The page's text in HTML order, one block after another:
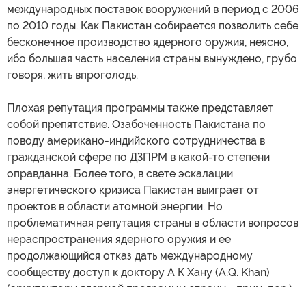
международных поставок вооружений в период с 2006
по 2010 годы. Как Пакистан собирается позволить себе
бесконечное производство ядерного оружия, неясно,
ибо большая часть населения страны вынуждено, грубо
говоря, жить впроголодь.
Плохая репутация программы также представляет
собой препятствие. Озабоченность Пакистана по
поводу американо-индийского сотрудничества в
гражданской сфере по ДЗПРМ в какой-то степени
оправданна. Более того, в свете эскалации
энергетического кризиса Пакистан выиграет от
проектов в области атомной энергии. Но
проблематичная репутация страны в области вопросов
нераспространения ядерного оружия и ее
продолжающийся отказ дать международному
сообществу доступ к доктору А К Хану (A.Q. Khan)